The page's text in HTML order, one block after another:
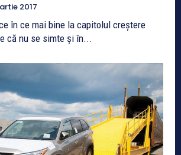
2017
în ce mai bine la capitolul creştere
că nu se simte şi în...